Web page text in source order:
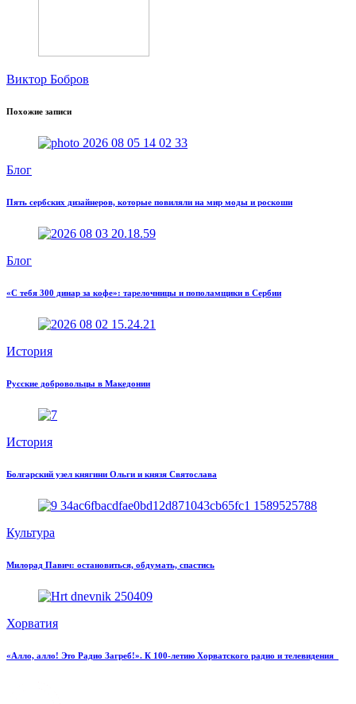
Виктор Бобров
Похожие записи
Блог
Пять сербских дизайнеров, которые повиляли на мир моды и роскоши
Блог
«С тебя 300 динар за кофе»: тарелочницы и пополамщики в Сербии
История
Русские добровольцы в Македонии
История
Болгарский узел княгини Ольги и князя Святослава
Культура
Милорад Павич: остановиться, обдумать, спастись
Хорватия
«Алло, алло! Это Радио Загреб!». К 100-летию Хорватского радио и телевидения